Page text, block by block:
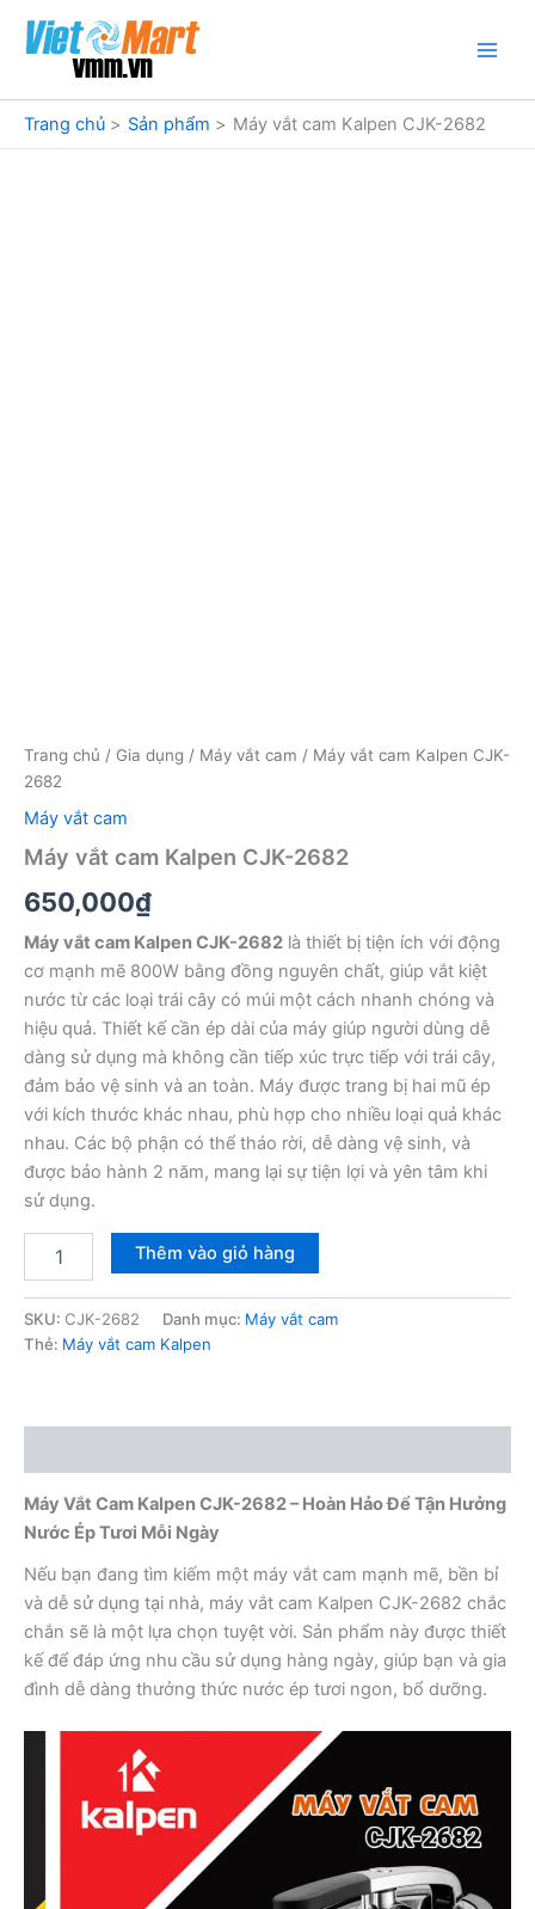
dung
Trang chủ
Sản phẩm Máy vắt cam Kalpen CJK-2682
Trang chủ / Gia dụng / Máy vắt cam / Máy vắt cam Kalpen CJK-
2682
Máy vắt cam
Máy vắt cam Kalpen CJK-2682
650,000₫
Máy vắt cam Kalpen CJK-2682 là thiết bị tiện ích với động
cơ mạnh mẽ 800W bằng đồng nguyên chất, giúp vắt kiệt
nước từ các loại trái cây có múi một cách nhanh chóng và
hiệu quả. Thiết kế cần ép dài của máy giúp người dùng dễ
dàng sử dụng mà không cần tiếp xúc trực tiếp với trái cây,
đảm bảo vệ sinh và an toàn. Máy được trang bị hai mũ ép
với kích thước khác nhau, phù hợp cho nhiều loại quả khác
nhau. Các bộ phận có thể tháo rời, dễ dàng vệ sinh, và
được bảo hành 2 năm, mang lại sự tiện lợi và yên tâm khi
sử dụng.
Kalpen
CJK-
Thêm vào giỏ hàng
SKU: CJK-2682 Danh mục: Máy vắt cam
Thẻ: Máy vắt cam Kalpen
Máy Vắt Cam Kalpen CJK-2682 – Hoàn Hảo Để Tận Hưởng
Nước Ép Tươi Mỗi Ngày
Nếu bạn đang tìm kiếm một máy vắt cam mạnh mẽ, bền bỉ
và dễ sử dụng tại nhà, máy vắt cam Kalpen CJK-2682 chắc
chắn sẽ là một lựa chọn tuyệt vời. Sản phẩm này được thiết
kế để đáp ứng nhu cầu sử dụng hàng ngày, giúp bạn và gia
đình dễ dàng thưởng thức nước ép tươi ngon, bổ dưỡng.